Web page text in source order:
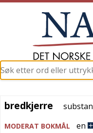
bredkjerre
bredkjerre
MODERAT BOKMÅL en